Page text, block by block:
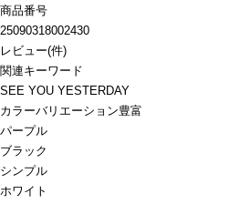
商品番号
25090318002430
レビュー(件)
関連キーワード
SEE YOU YESTERDAY
カラーバリエーション豊富
パープル
ブラック
シンプル
ホワイト